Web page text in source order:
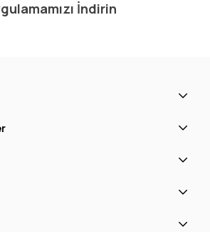
İndirin